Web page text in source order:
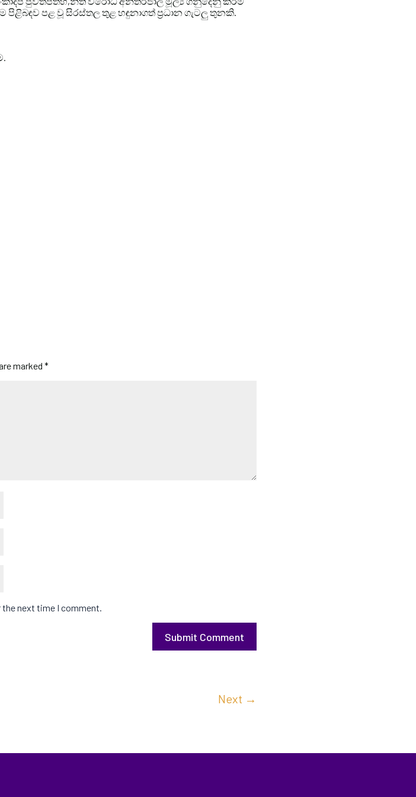
පළ වූ සිරස්තල තුළ හඳුනාගත් ප්‍රධාන ගැටලු තුනකි.
marked *
the next time I comment.
Submit Comment
Next →